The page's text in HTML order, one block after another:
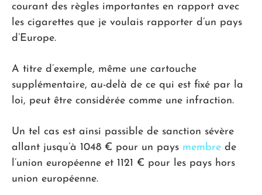
courant des règles importantes en rapport avec
les cigarettes que je voulais rapporter d’un pays
d’Europe.
A titre d’exemple, même une cartouche
supplémentaire, au-delà de ce qui est fixé par la
loi, peut être considérée comme une infraction.
Un tel cas est ainsi passible de sanction sévère
allant jusqu’à 1048 € pour un pays membre de
l’union européenne et 1121 € pour les pays hors
union européenne.